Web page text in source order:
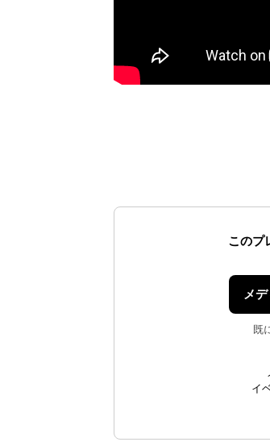
このプ
メ
既
イ